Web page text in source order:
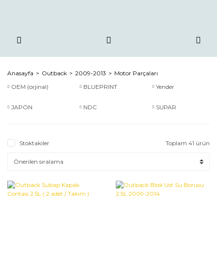
Anasayfa Outback 2009-2013
Motor Parçaları
OEM (orjinal)
BLUEPRINT Yender
JAPON NDC SUPAR
Stoktakiler Toplam 41 ürün